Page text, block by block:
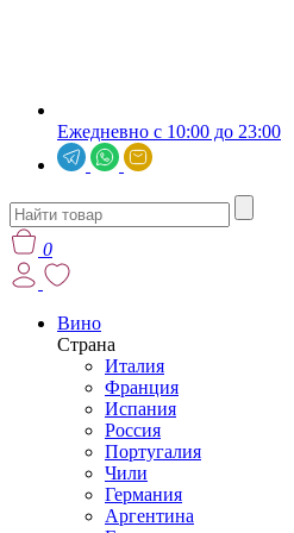
Ежедневно с 10:00 до 23:00
0
Вино
Страна
Италия
Франция
Испания
Россия
Португалия
Чили
Германия
Аргентина